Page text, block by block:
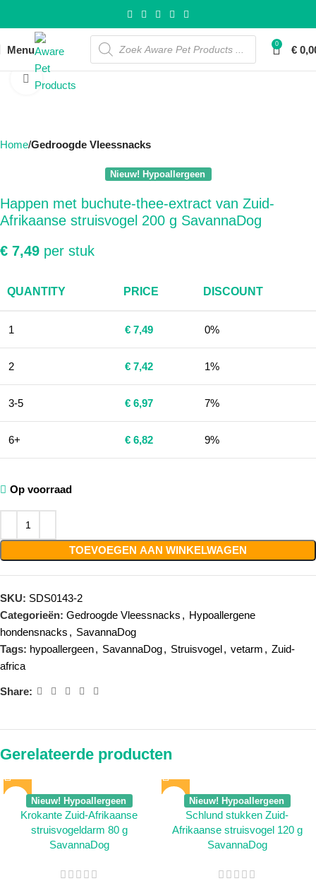
Menu 0 €
Click to enlarge
Home Gedroogde Vleessnacks
Nieuw! Hypoallergeen
Happen met buchute-thee-extract van Zuid-
Afrikaanse struisvogel 200 g SavannaDog
€ 7,49 per stuk
QUANTITY PRICE DISCOUNT
1 € 7,49 0%
2 € 7,42 1%
3-5 € 6,97 7%
6+ € 6,82 9%
Op voorraad
TOEVOEGEN AAN WINKELWAGEN
SKU: SDS0143-2
Categorieën: Gedroogde Vleessnacks , Hypoallergene
hondensnacks , SavannaDog
Tags: hypoallergeen, SavannaDog, Struisvogel, vetarm , Zuid-
africa
Share:
Gerelateerde producten
Nieuw! Hypoallergeen
Krokante Zuid-Afrikaanse
struisvogeldarm 80 g
SavannaDog
Nieuw! Hypoallergeen
Schlund stukken Zuid-
Afrikaanse struisvogel 120 g
SavannaDog